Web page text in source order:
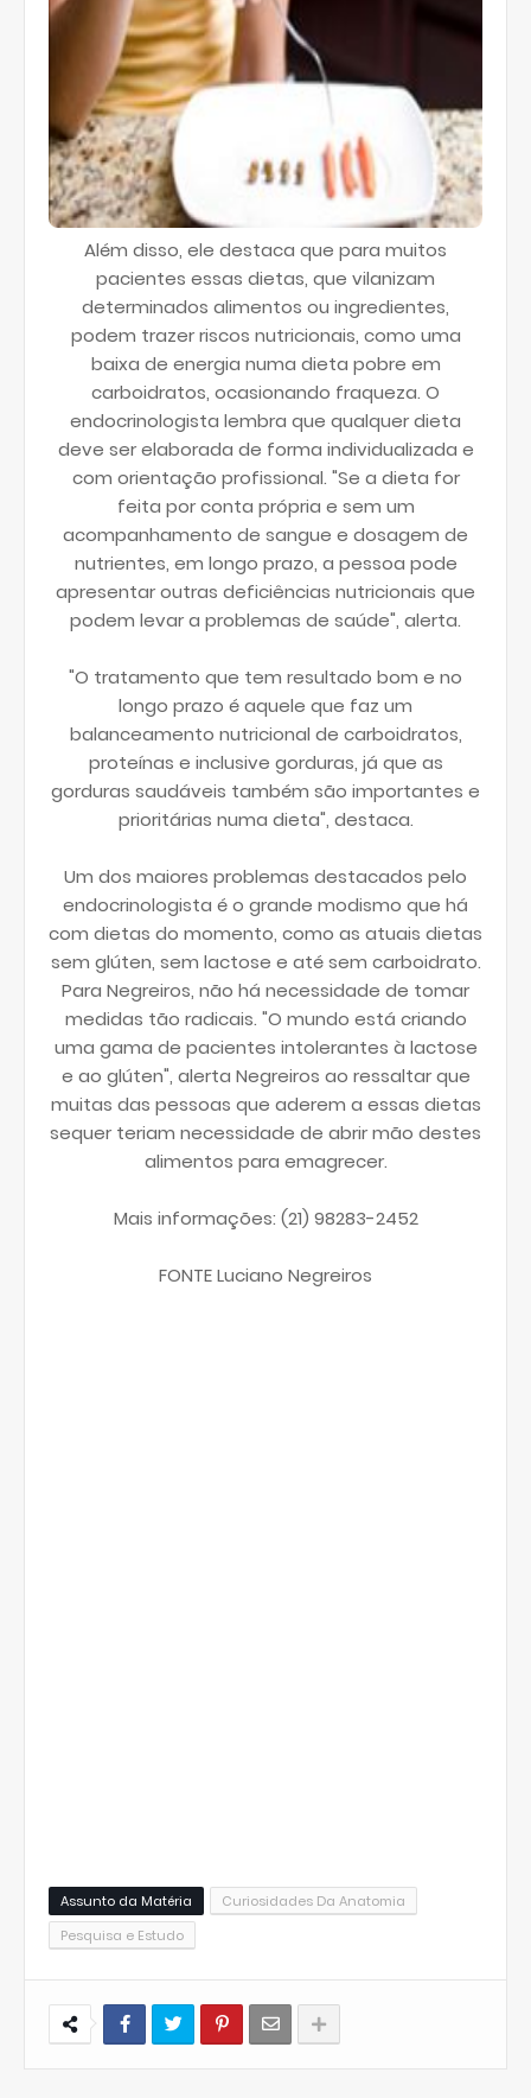
Além disso, ele destaca que para muitos
pacientes essas dietas, que vilanizam
determinados alimentos ou ingredientes,
podem trazer riscos nutricionais, como uma
baixa de energia numa dieta pobre em
carboidratos, ocasionando fraqueza. O
endocrinologista lembra que qualquer dieta
deve ser elaborada de forma individualizada e
com orientação profissional. "Se a dieta for
feita por conta própria e sem um
acompanhamento de sangue e dosagem de
nutrientes, em longo prazo, a pessoa pode
apresentar outras deficiências nutricionais que
podem levar a problemas de saúde", alerta.
"O tratamento que tem resultado bom e no
longo prazo é aquele que faz um
balanceamento nutricional de carboidratos,
proteínas e inclusive gorduras, já que as
gorduras saudáveis também são importantes e
prioritárias numa dieta", destaca.
Um dos maiores problemas destacados pelo
endocrinologista é o grande modismo que há
com dietas do momento, como as atuais dietas
sem glúten, sem lactose e até sem carboidrato.
Para Negreiros, não há necessidade de tomar
medidas tão radicais. "O mundo está criando
uma gama de pacientes intolerantes à lactose
e ao glúten", alerta Negreiros ao ressaltar que
muitas das pessoas que aderem a essas dietas
sequer teriam necessidade de abrir mão destes
alimentos para emagrecer.
Mais informações: (21) 98283-2452
FONTE Luciano Negreiros
Assunto da Matéria
Curiosidades Da Anatomia
Pesquisa e Estudo